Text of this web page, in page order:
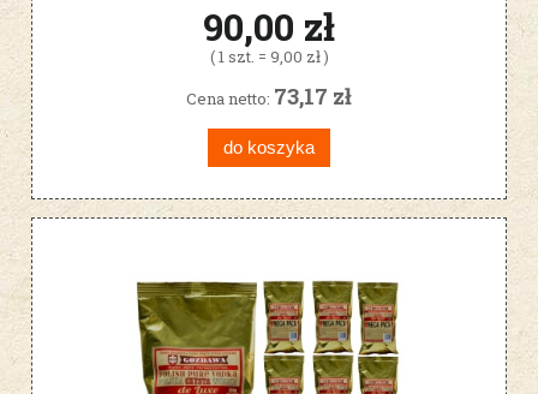
90,00 zł
( 1 szt. = 9,00 zł )
Cena netto: 73,17 zł
do koszyka